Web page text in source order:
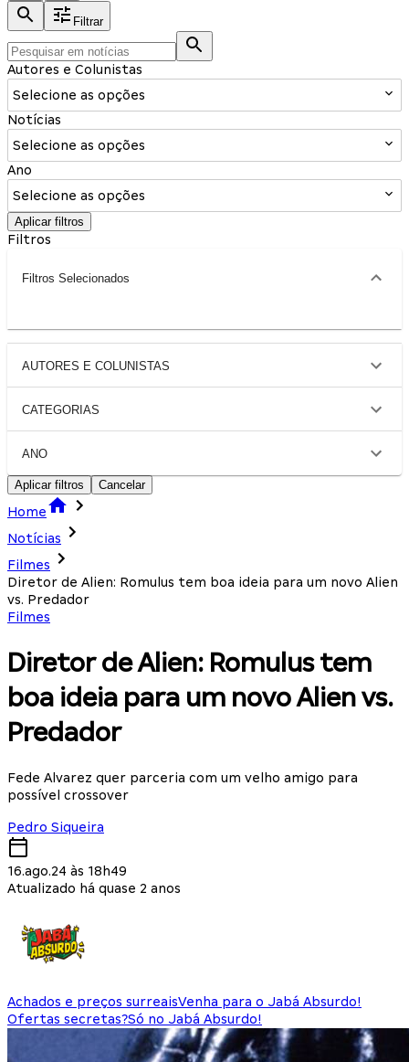
Filtrar
Autores e Colunistas
Selecione as opções
Notícias
Selecione as opções
Ano
Selecione as opções
Aplicar filtros
Filtros
Filtros Selecionados
AUTORES E COLUNISTAS
CATEGORIAS
ANO
Aplicar filtros Cancelar
Home
Notícias
Filmes
Diretor de Alien: Romulus tem boa ideia para um novo Alien
vs. Predador
Filmes
Diretor de Alien: Romulus tem
boa ideia para um novo Alien vs.
Predador
Fede Alvarez quer parceria com um velho amigo para
possível crossover
Pedro Siqueira
16.ago.24 às 18h49
Atualizado há quase 2 anos
Achados e preços surreaisVenha para o Jabá Absurdo!
Ofertas secretas?Só no Jabá Absurdo!